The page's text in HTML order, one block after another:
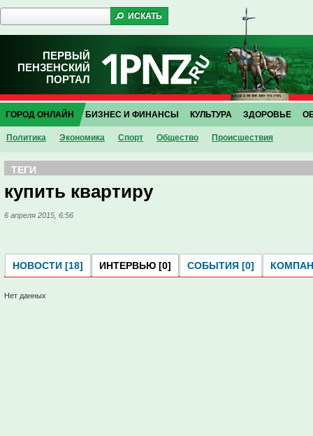
ПЕРВЫЙ
ПЕНЗЕНСКИЙ
ПОРТАЛ
ГОРОД ОНЛАЙН
Политика Экономика Спорт Общество Проиcшествия
БИЗНЕС И ФИНАНСЫ КУЛЬТУРА ЗДОРОВЬЕ
ТЕГИ
купить квартиру
6 апреля 2015, 6:56
НОВОСТИ [18] ИНТЕРВЬЮ [0] СОБЫТИЯ [0]
Нет данных